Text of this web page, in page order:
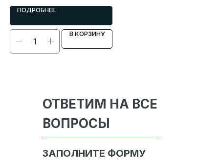
ПОДРОБНЕЕ
В КОРЗИНУ
ОТВЕТИМ НА ВСЕ
ВОПРОСЫ
ЗАПОЛНИТЕ ФОРМУ